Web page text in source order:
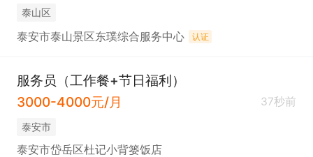
泰山区
泰安市泰山景区东璞综合服务中心 认证
服务员（工作餐+节日福利）
3000-4000元/月
37秒前
泰安市
泰安市岱岳区杜记小背篓饭店